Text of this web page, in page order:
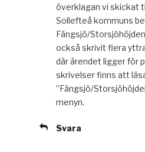
överklagan vi skickat
Sollefteå kommuns
Fängsjö/
också skrivit flera
där ärendet ligger för
skrivelser finns att
”Fängsjö/
menyn.
Svara